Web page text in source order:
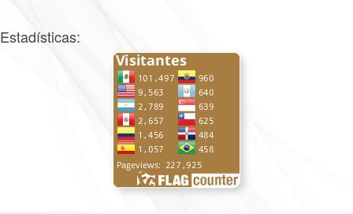
Estadísticas: